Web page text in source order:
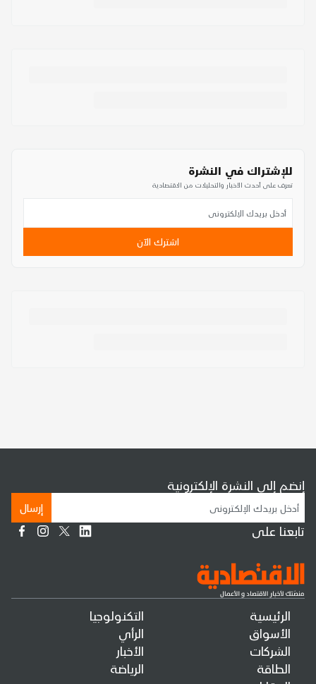
للإشتراك في النشرة
تعرف على أحدث الأخبار والتحليلات من الاقتصادية
اشترك الآن
الرئيسية
الأسواق
الشركات
الطاقة
التكنولوجيا
الرأي
الأخبار
الرياضة
إنضم إلى النشرة الإلكترونية
إرسال
تابعنا على